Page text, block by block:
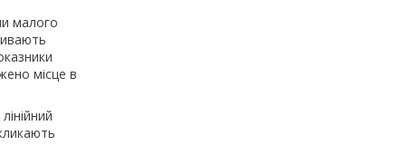
малого
місце в